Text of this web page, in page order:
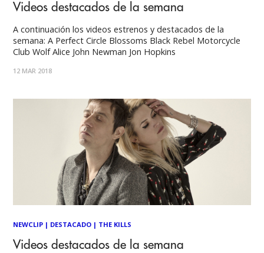
Videos destacados de la semana
A continuación los videos estrenos y destacados de la
semana: A Perfect Circle Blossoms Black Rebel Motorcycle
Club Wolf Alice John Newman Jon Hopkins
12 MAR 2018
NEWCLIP | DESTACADO | THE KILLS
Videos destacados de la semana